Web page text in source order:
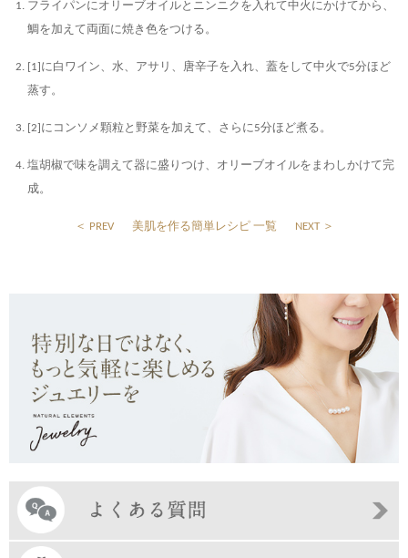
フライパンにオリーブオイルとニンニクを入れて中火にかけてから、
鯛を加えて両面に焼き色をつける。
[1]に白ワイン、水、アサリ、唐辛子を入れ、蓋をして中火で5分ほど
蒸す。
[2]にコンソメ顆粒と野菜を加えて、さらに5分ほど煮る。
塩胡椒で味を調えて器に盛りつけ、オリーブオイルをまわしかけて完
成。
＜ PREV 美肌を作る簡単レシピ 一覧 NEXT ＞